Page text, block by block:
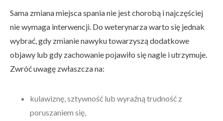
Sama zmiana miejsca spania nie jest chorobą i najczęściej
nie wymaga interwencji. Do weterynarza warto się jednak
wybrać, gdy zmianie nawyku towarzyszą dodatkowe
objawy lub gdy zachowanie pojawiło się nagle i utrzymuje.
Zwróć uwagę zwłaszcza na:
kulawiznę, sztywność lub wyraźną trudność z
poruszaniem się,